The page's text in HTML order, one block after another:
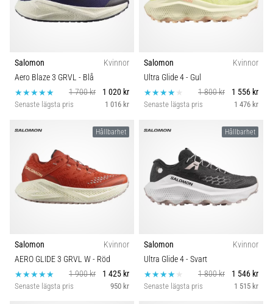
Salomon
Kvinnor
Aero Blaze 3 GRVL - Blå
1 700 kr
1 020 kr
Senaste lägsta pris 1 016 kr
Salomon
Kvinnor
Ultra Glide 4- Gul
1 800 kr
1 556 kr
Senaste lägsta pris 1 476 kr
Hållbarhet
Salomon
Kvinnor
AERO GLIDE 3 GRVL W- Röd
1 900 kr
1 425 kr
Senaste lägsta pris 950 kr
Hållbarhet
Salomon
Kvinnor
Ultra Glide 4- Svart
1 800 kr
1 546 kr
Senaste lägsta pris 1 515 kr